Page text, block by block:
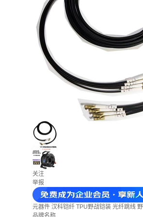
关注
举报
元器件 汉科铠纤 TPU野战铠装 光纤跳线
品牌名称